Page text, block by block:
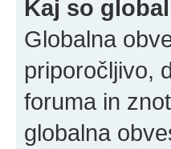
Kaj so
Globalna
priporočljivo,
foruma in
globalna